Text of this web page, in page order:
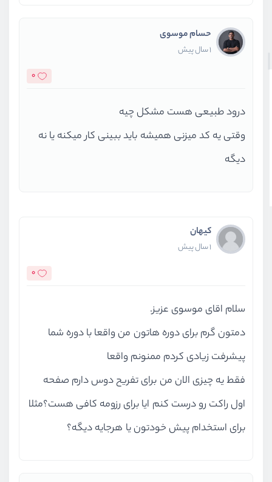
حسام موسوی
1 سال پیش
0
درود طبیعی هست مشکل چیه
وقتی یه کد میزنی همیشه باید ببینی کار میکنه یا نه
دیگه
کیهان
1 سال پیش
0
سلام اقای موسوی عزیز.
دمتون گرم برای دوره هاتون من واقعا با دوره شما
پیشرفت زیادی کردم ممنونم واقعا
فقط یه چیزی الان من برای تفریح دوس دارم صفحه
اول راکت رو درست کنم ایا برای رزومه کافی هست؟مثلا
برای استخدام پیش خودتون یا هرجایه دیگه؟